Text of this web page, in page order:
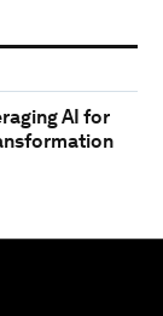
AI for